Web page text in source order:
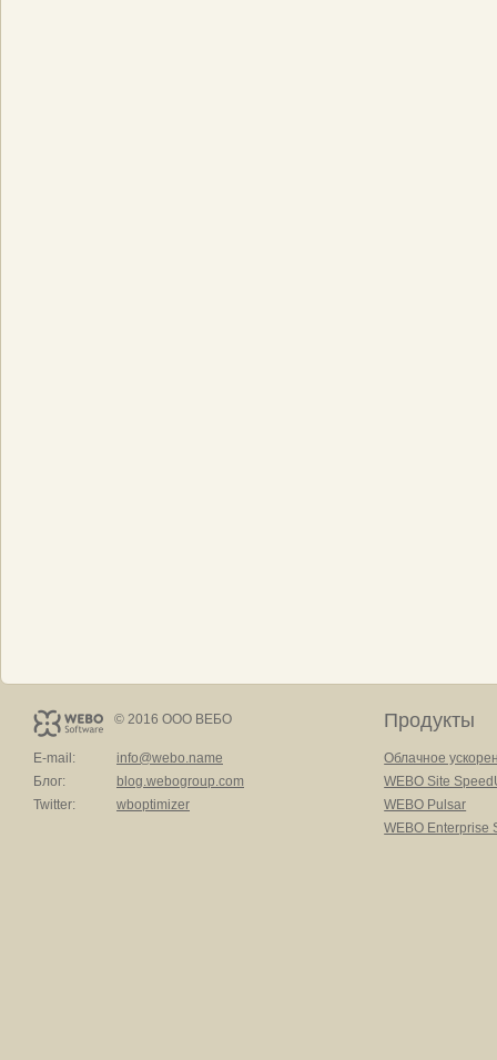
© 2016 ООО ВЕБО
E-mail:
info@webo.name
Блог:
blog.webogroup.com
Twitter:
wboptimizer
Продукты
Облачное
WEBO Site
WEBO Pulsar
WEBO Enterprise